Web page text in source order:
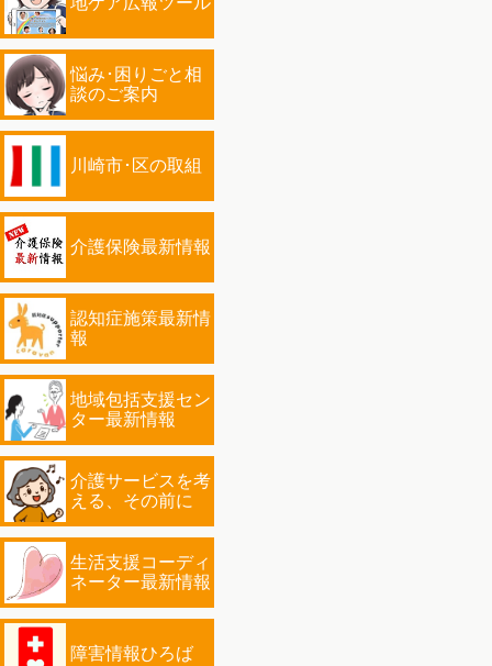
悩み･困りごと相
談のご案内
川崎市･区の取組
介護保険最新情報
認知症施策最新情
報
地域包括支援セン
ター最新情報
介護サービスを考
える、その前に
生活支援コーディ
ネーター最新情報
障害情報ひろば